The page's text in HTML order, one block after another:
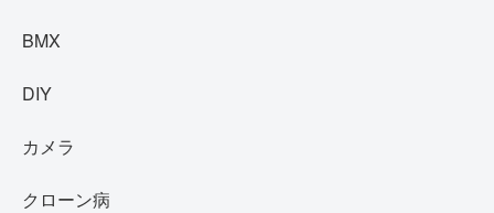
BMX
DIY
カメラ
クローン病